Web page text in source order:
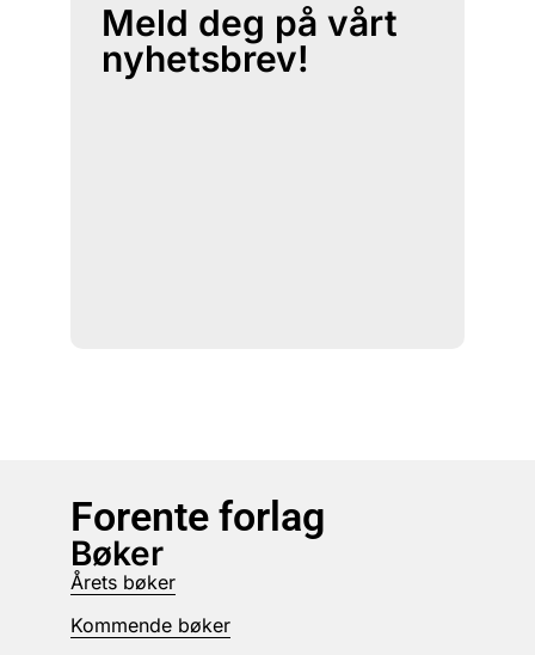
Meld deg på vårt
nyhetsbrev!
Forente forlag
Bøker
Årets bøker
Kommende bøker